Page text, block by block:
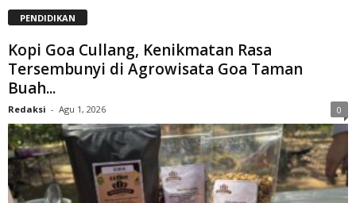
PENDIDIKAN
Kopi Goa Cullang, Kenikmatan Rasa
Tersembunyi di Agrowisata Goa Taman
Buah...
Redaksi - Agu 1, 2026 0